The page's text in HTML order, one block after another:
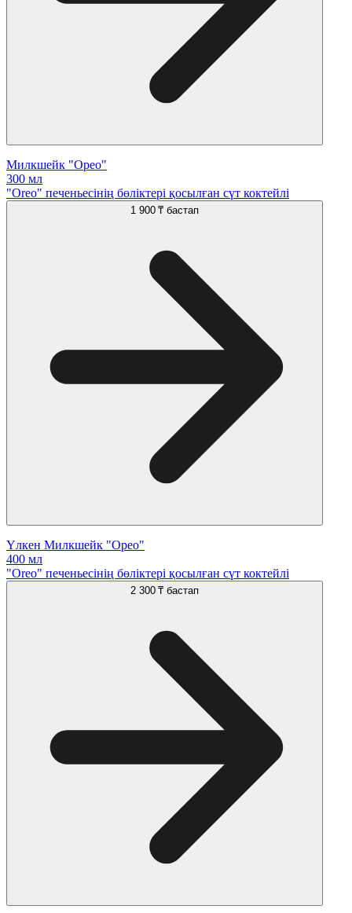
Милкшейк "Орео"
300 мл
"Oreo" печеньесінің бөліктері қосылған сүт коктейлі
1 900 ₸ бастап
Үлкен Милкшейк "Орео"
400 мл
"Oreo" печеньесінің бөліктері қосылған сүт коктейлі
2 300 ₸ бастап